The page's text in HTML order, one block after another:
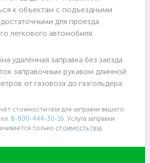
к объектам c подъездными
для проезда
легкового автомобиля.
удалённая заправка без заезда
заправочным рукавом длинной
от газовоза до газгольдера.
стоимости газа для заправки вашего
8-800-444-30-16. Услуга заправки
только стоимость газа